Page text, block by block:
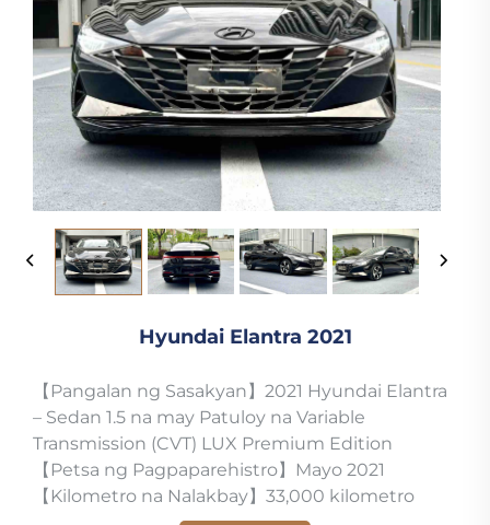
Hyundai Elantra 2021
【Pangalan ng Sasakyan】2021 Hyundai Elantra
– Sedan 1.5 na may Patuloy na Variable
Transmission (CVT) LUX Premium Edition
【Petsa ng Pagpaparehistro】Mayo 2021
【Kilometro na Nalakbay】33,000 kilometro